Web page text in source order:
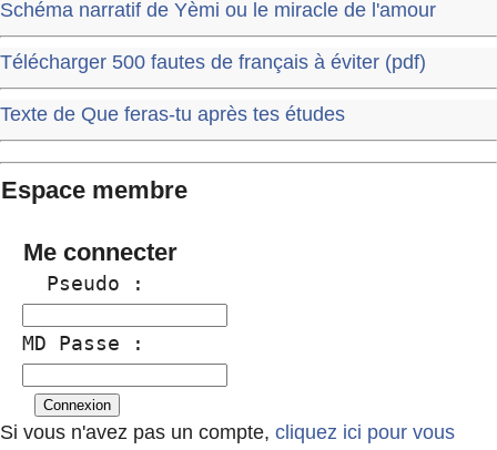
Schéma narratif de Yèmi ou le miracle de l'amour
Télécharger 500 fautes de français à éviter (pdf)
Texte de Que feras-tu après tes études
Espace membre
Me connecter
  Pseudo :
MD Passe :
Si vous n'avez pas un compte, cliquez ici pour vous